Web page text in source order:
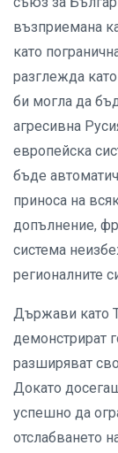
възприемана
като
разглежда
би могла да
агресивна
европейска
бъде
приноса на
допълнение,
система
регионалните
Държави като
демонстрират
разширяват
Докато
успешно да
отслабването